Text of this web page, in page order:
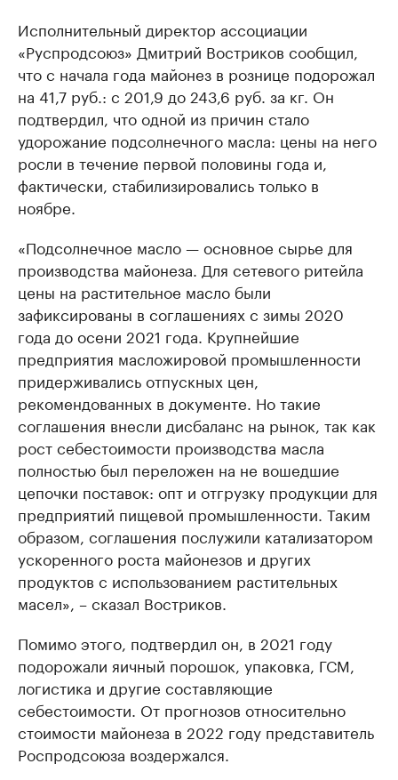
Исполнительный директор ассоциации
«Руспродсоюз» Дмитрий Востриков сообщил,
что с начала года майонез в рознице подорожал
на 41,7 руб.: с 201,9 до 243,6 руб. за кг. Он
подтвердил, что одной из причин стало
удорожание подсолнечного масла: цены на него
росли в течение первой половины года и,
фактически, стабилизировались только в
ноябре.
«Подсолнечное масло — основное сырье для
производства майонеза. Для сетевого ритейла
цены на растительное масло были
зафиксированы в соглашениях с зимы 2020
года до осени 2021 года. Крупнейшие
предприятия масложировой промышленности
придерживались отпускных цен,
рекомендованных в документе. Но такие
соглашения внесли дисбаланс на рынок, так как
рост себестоимости производства масла
полностью был переложен на не вошедшие
цепочки поставок: опт и отгрузку продукции для
предприятий пищевой промышленности. Таким
образом, соглашения послужили катализатором
ускоренного роста майонезов и других
продуктов с использованием растительных
масел», – сказал Востриков.
Помимо этого, подтвердил он, в 2021 году
подорожали яичный порошок, упаковка, ГСМ,
логистика и другие составляющие
себестоимости. От прогнозов относительно
стоимости майонеза в 2022 году представитель
Роспродсоюза воздержался.